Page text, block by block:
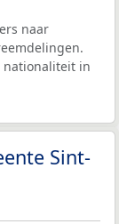
naar
nationaliteit in
Sint-